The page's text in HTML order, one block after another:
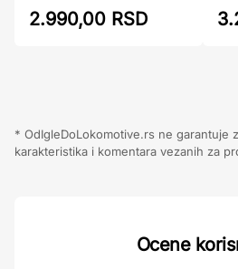
2.990,00 RSD
* OdIgleDoLokomotive.rs ne garantuje
karakteristika i komentara vezanih za
Ocene